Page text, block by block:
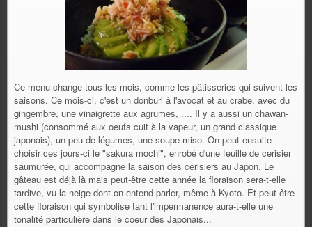
Ce menu change tous les mois, comme les pâtisseries qui suivent les
saisons. Ce mois-ci, c'est un donburi à l'avocat et au crabe, avec du
gingembre, une vinaigrette aux agrumes, .... Il y a aussi un chawan-
mushi (consommé aux oeufs cuit à la vapeur, un grand classique
japonais), un peu de légumes, une soupe miso. On peut ensuite
choisir ces jours-ci le "sakura mochi", enrobé d'une feuille de cerisier
saumurée, qui accompagne la saison des cerisiers au Japon. Le
gâteau est déjà là mais peut-être cette année la floraison sera-t-elle
tardive, vu la neige dont on entend parler, même à Kyoto. Et peut-être
cette floraison qui symbolise tant l'impermanence aura-t-elle une
tonalité particulière dans le coeur des Japonais...